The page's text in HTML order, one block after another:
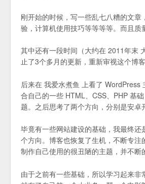
刚开始的时候，写一些乱七八糟的文章
验，计算机使用技巧等等等等。而且质
其中还有一段时间（大约在 2011年末
止了3个多月的更新，重新审视这个博
后来在 我爱水煮鱼 上看了 WordPress
合自己的一些 HTML、CSS、PHP 基
题。之后思考了两个方向，分别是安卓
毕竟有一些网站建设的基础，我最终还
个方向。博客也恢复了生机，不断专注
制作自己使用的很丑陋的主题，并不断
由于之前有一些基础，所以学习起来非